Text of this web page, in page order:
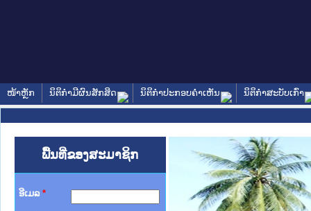
ໜ້າຫຼັກ ນິຕິກໍາມີຜົນສັກສິດ ນິຕິກໍາປະກອບຄໍາເຫັນ ນິຕິກໍາສະບັບເກົ່າ
ພື້ນທີ່ຂອງສະມາຊິກ
ອີເມລ *